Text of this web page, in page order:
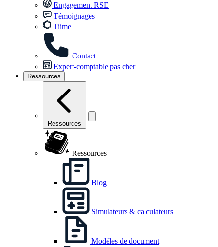
Engagement RSE
Témoignages
Tiime
Contact
Expert-comptable pas cher
Ressources
Ressources
Ressources
Blog
Simulateurs & calculateurs
Modèles de document